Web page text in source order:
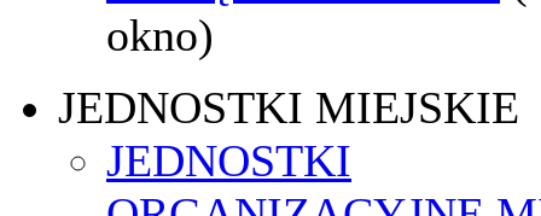
okno)
JEDNOSTKI MIEJSKIE
JEDNOSTKI